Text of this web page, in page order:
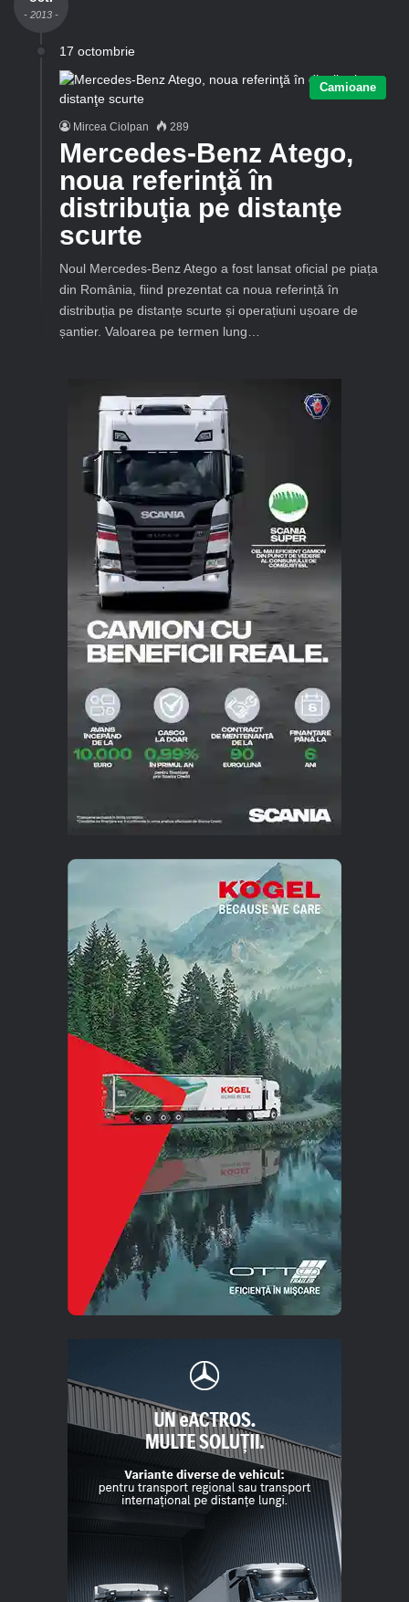
- 2013 -
17 octombrie
Camioane
Mircea Ciolpan 289
Mercedes-Benz Atego,
noua referinţă în
distribuţia pe distanţe
scurte
Noul Mercedes-Benz Atego a fost lansat oficial pe piața
din România, fiind prezentat ca noua referință în
distribuția pe distanțe scurte și operațiuni ușoare de
șantier. Valoarea pe termen lung…